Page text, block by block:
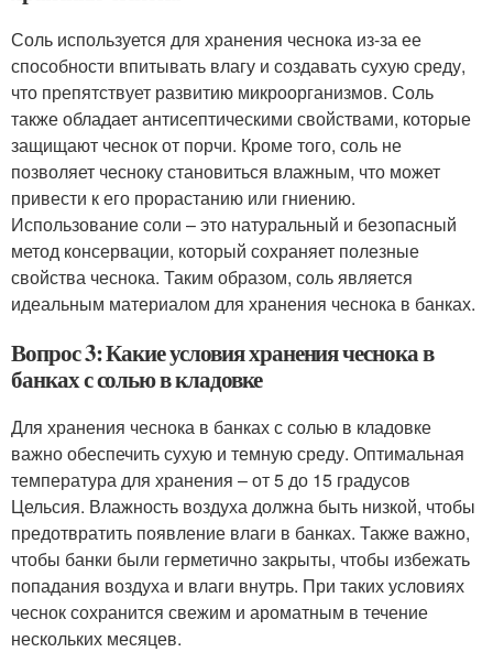
Соль используется для хранения чеснока из-за ее
способности впитывать влагу и создавать сухую среду,
что препятствует развитию микроорганизмов. Соль
также обладает антисептическими свойствами, которые
защищают чеснок от порчи. Кроме того, соль не
позволяет чесноку становиться влажным, что может
привести к его прорастанию или гниению.
Использование соли – это натуральный и безопасный
метод консервации, который сохраняет полезные
свойства чеснока. Таким образом, соль является
идеальным материалом для хранения чеснока в банках.
Вопрос 3: Какие условия хранения чеснока в
банках с солью в кладовке
Для хранения чеснока в банках с солью в кладовке
важно обеспечить сухую и темную среду. Оптимальная
температура для хранения – от 5 до 15 градусов
Цельсия. Влажность воздуха должна быть низкой, чтобы
предотвратить появление влаги в банках. Также важно,
чтобы банки были герметично закрыты, чтобы избежать
попадания воздуха и влаги внутрь. При таких условиях
чеснок сохранится свежим и ароматным в течение
нескольких месяцев.